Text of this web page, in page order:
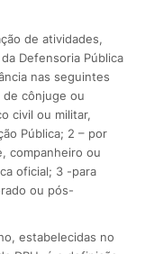
de atividades,
Defensoria Pública
nas seguintes
de cônjuge ou
civil ou militar,
Pública; 2 – por
companheiro ou
oficial; 3 -para
ou pós-
estabelecidas no